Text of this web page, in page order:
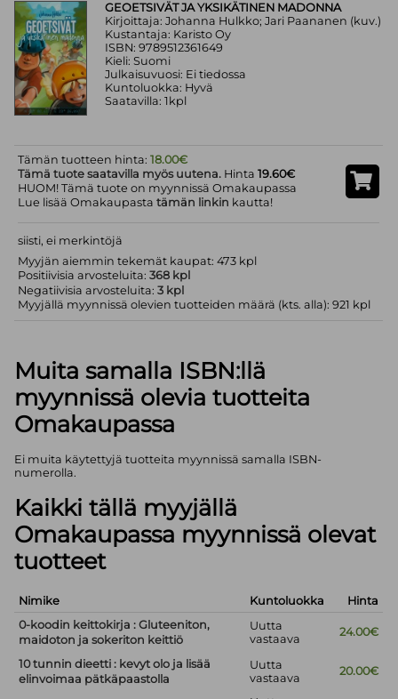
GEOETSIVÄT JA YKSIKÄTINEN MADONNA
Kirjoittaja: Johanna Hulkko; Jari Paananen (kuv.)
Kustantaja: Karisto Oy
ISBN: 9789512361649
Kieli: Suomi
Julkaisuvuosi: Ei tiedossa
Kuntoluokka: Hyvä
Saatavilla: 1kpl
Tämän tuotteen hinta:18.00€
Tämä tuote saatavilla myös uutena. Hinta19.60€
HUOM! Tämä tuote on myynnissä Omakaupassa
Lue lisää Omakaupastatämän linkin kautta!
siisti, ei merkintöjä
Myyjän aiemmin tekemät kaupat: 473 kpl
Positiivisia arvosteluita:368 kpl
Negatiivisia arvosteluita:3 kpl
Myyjällä myynnissä olevien tuotteiden määrä (kts. alla): 921 kpl
Muita samalla ISBN:llä
myynnissä olevia tuotteita
Omakaupassa
Ei muita käytettyjä tuotteita myynnissä samalla ISBN-
numerolla.
Kaikki tällä myyjällä
Omakaupassa myynnissä olevat
tuotteet
Nimike Kuntoluokka
Hinta
0-koodin keittokirja : Gluteeniton,
maidoton ja sokeriton keittiö
Uutta
vastaava
24.00€
10 tunnin dieetti : kevyt olo ja lisää
elinvoimaa pätkäpaastolla
Uutta
vastaava
20.00€